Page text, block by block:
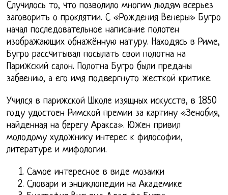
Случилось то, что позволило многим людям всерьез
заговорить о проклятии. С «Рождения Венеры» Бугро
начал последовательное написание полотен
изображающих обнажённую натуру. Находясь в Риме,
Бугро рассчитывал посылать свои полотна на
Парижский салон. Полотна Бугро были преданы
забвению, а его имя подвергнуто жесткой критике.
Учился в парижской Школе изящных искусств, в 1850
году удостоен Римской премии за картину «Зенобия,
найденная на берегу Аракса». Южен привил
молодому художнику интерес к философии,
литературе и мифологии.
Самое интересное в виде мозаики
Словари и энциклопедии на Академике